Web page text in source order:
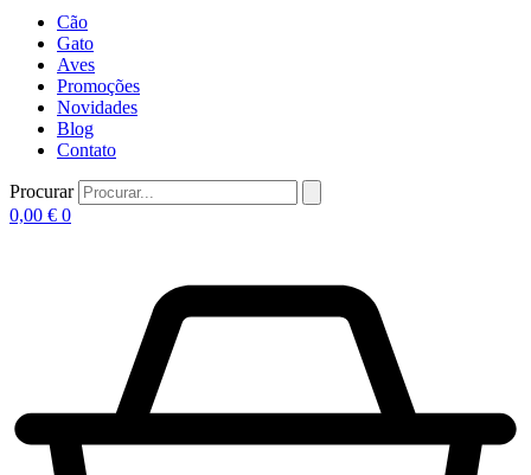
Cão
Gato
Aves
Promoções
Novidades
Blog
Contato
Procurar
0,00 € 0